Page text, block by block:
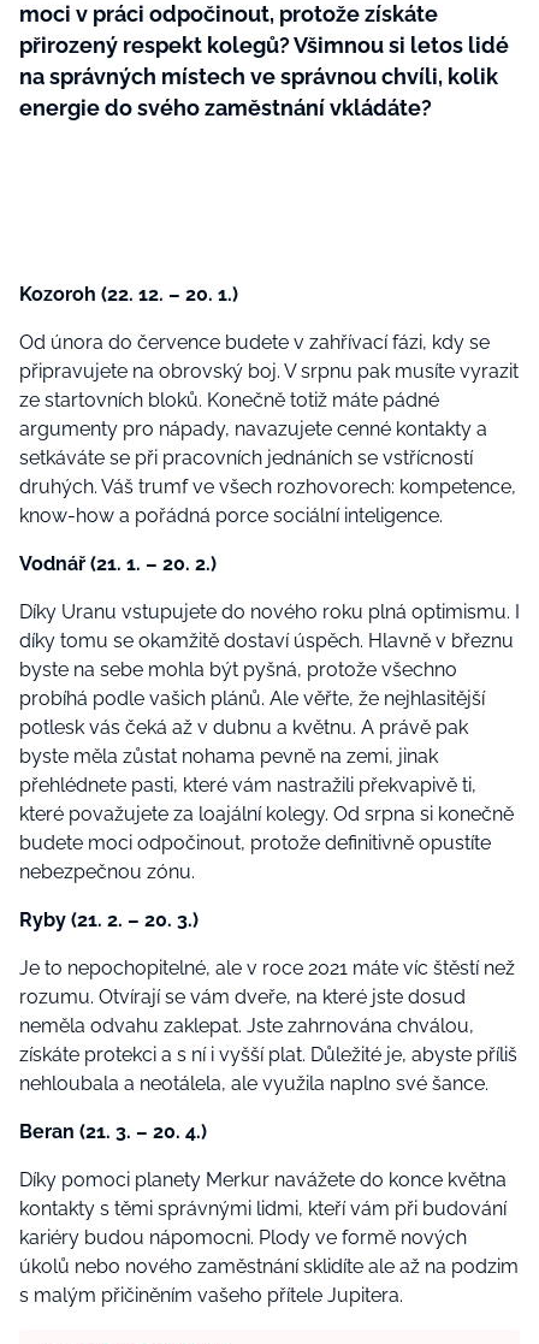
moci v práci odpočinout, protože získáte
přirozený respekt kolegů? Všimnou si letos lidé
na správných místech ve správnou chvíli, kolik
energie do svého zaměstnání vkládáte?
Kozoroh (22. 12. – 20. 1.)
Od února do července budete v zahřívací fázi, kdy se
připravujete na obrovský boj. V srpnu pak musíte vyrazit
ze startovních bloků. Konečně totiž máte pádné
argumenty pro nápady, navazujete cenné kontakty a
setkáváte se při pracovních jednáních se vstřícností
druhých. Váš trumf ve všech rozhovorech: kompetence,
know-how a pořádná porce sociální inteligence.
Vodnář (21. 1. – 20. 2.)
Díky Uranu vstupujete do nového roku plná optimismu. I
díky tomu se okamžitě dostaví úspěch. Hlavně v březnu
byste na sebe mohla být pyšná, protože všechno
probíhá podle vašich plánů. Ale věřte, že nejhlasitější
potlesk vás čeká až v dubnu a květnu. A právě pak
byste měla zůstat nohama pevně na zemi, jinak
přehlédnete pasti, které vám nastražili překvapivě ti,
které považujete za loajální kolegy. Od srpna si konečně
budete moci odpočinout, protože definitivně opustíte
nebezpečnou zónu.
Ryby (21. 2. – 20. 3.)
Je to nepochopitelné, ale v roce 2021 máte víc štěstí než
rozumu. Otvírají se vám dveře, na které jste dosud
neměla odvahu zaklepat. Jste zahrnována chválou,
získáte protekci a s ní i vyšší plat. Důležité je, abyste příliš
nehloubala a neotálela, ale využila naplno své šance.
Beran (21. 3. – 20. 4.)
Díky pomoci planety Merkur navážete do konce května
kontakty s těmi správnými lidmi, kteří vám při budování
kariéry budou nápomocni. Plody ve formě nových
úkolů nebo nového zaměstnání sklidíte ale až na podzim
s malým přičiněním vašeho přítele Jupitera.